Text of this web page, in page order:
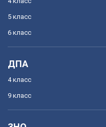
5 класс
6 класс
ДПА
4 класс
9 класс